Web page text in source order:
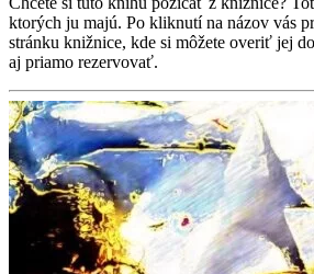
ktorých ju majú. Po kliknutí na názov vás
stránku knižnice, kde si môžete overiť jej
aj priamo rezervovať.